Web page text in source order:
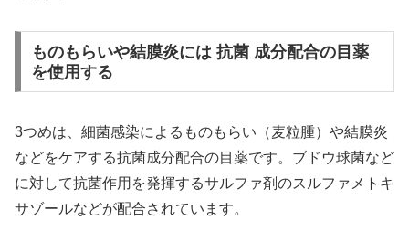
ものもらいや結膜炎には 抗菌 成分配合の目薬
を使用する
3つめは、細菌感染によるものもらい（麦粒腫）や結膜炎
などをケアする抗菌成分配合の目薬です。ブドウ球菌など
に対して抗菌作用を発揮するサルファ剤のスルファメトキ
サゾールなどが配合されています。